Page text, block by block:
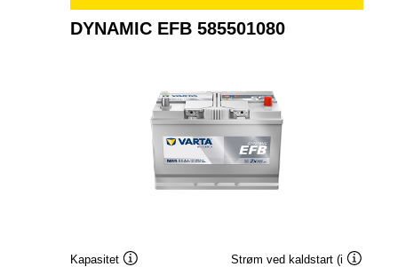
DYNAMIC EFB 585501080
Kapasitet
Strøm ved kaldstart (i